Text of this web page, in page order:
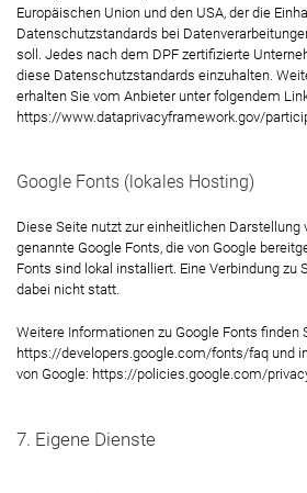
Europäischen Union und den USA, der die
Datenschutzstandards bei
soll. Jedes nach dem DPF zertifizierte
diese Datenschutzstandards einzuhalten.
erhalten Sie vom Anbieter unter folgendem
https://www.dataprivacyframework.gov/
Google Fonts (lokales Hosting)
Diese Seite nutzt zur einheitlichen Darstellung
genannte Google Fonts, die von Google
Fonts sind lokal installiert. Eine Verbindung zu
dabei nicht statt.
Weitere Informationen zu Google Fonts finden
https://developers.google.com/fonts/faq und
von Google: https://policies.google.com/
7. Eigene Dienste